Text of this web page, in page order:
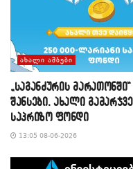
ᲐᲮᲐᲚᲘ ᲐᲛᲑᲔᲑᲘ
„საგანძურის
შანსები, ახალი
საპრიზო ფონდი
13:05 08-06-2026